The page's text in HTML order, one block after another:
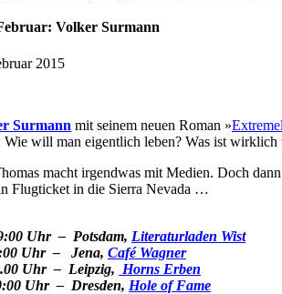
Volker Surmann
2015
Surmann mit seinem neuen Roman »
Wie will man eigentlich leben? Was ist
macht irgendwas mit Medien. Doch
Flugticket in die Sierra Nevada …
Uhr – Potsdam, Literaturladen Wist
Uhr – Jena, Café Wagner
Uhr – Leipzig, Horns Erben
Uhr – Dresden, Hole of Fame